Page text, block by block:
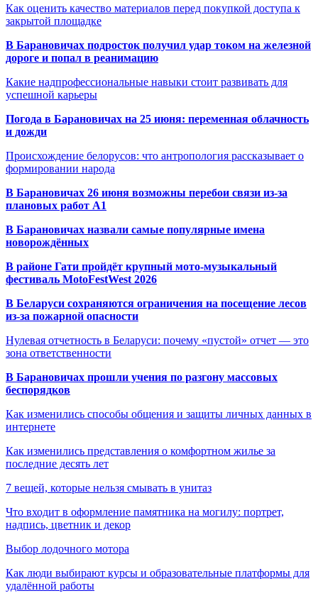
Как оценить качество материалов перед покупкой доступа к
закрытой площадке
В Барановичах подросток получил удар током на железной
дороге и попал в реанимацию
Какие надпрофессиональные навыки стоит развивать для
успешной карьеры
Погода в Барановичах на 25 июня: переменная облачность
и дожди
Происхождение белорусов: что антропология рассказывает о
формировании народа
В Барановичах 26 июня возможны перебои связи из-за
плановых работ A1
В Барановичах назвали самые популярные имена
новорождённых
В районе Гати пройдёт крупный мото-музыкальный
фестиваль MotoFestWest 2026
В Беларуси сохраняются ограничения на посещение лесов
из-за пожарной опасности
Нулевая отчетность в Беларуси: почему «пустой» отчет — это
зона ответственности
В Барановичах прошли учения по разгону массовых
беспорядков
Как изменились способы общения и защиты личных данных в
интернете
Как изменились представления о комфортном жилье за
последние десять лет
7 вещей, которые нельзя смывать в унитаз
Что входит в оформление памятника на могилу: портрет,
надпись, цветник и декор
Выбор лодочного мотора
Как люди выбирают курсы и образовательные платформы для
удалённой работы